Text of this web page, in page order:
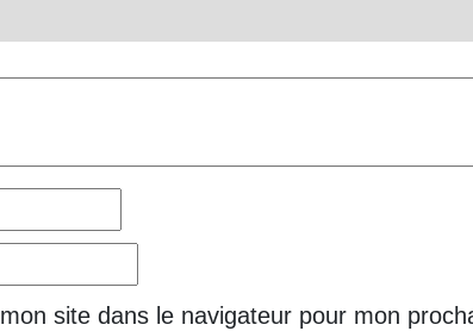
site dans le navigateur pour mon